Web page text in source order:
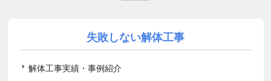
失敗しない解体工事
解体工事実績・事例紹介